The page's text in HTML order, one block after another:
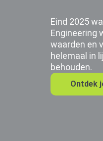
Eind 2025
Engineering
waarden en
helemaal in
behouden.
Ontdek